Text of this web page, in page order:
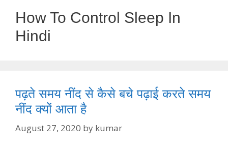
How To Control Sleep In
Hindi
पढ़ते समय नींद से कैसे बचे पढ़ाई करते समय
नींद क्यों आता है
August 27, 2020 by kumar